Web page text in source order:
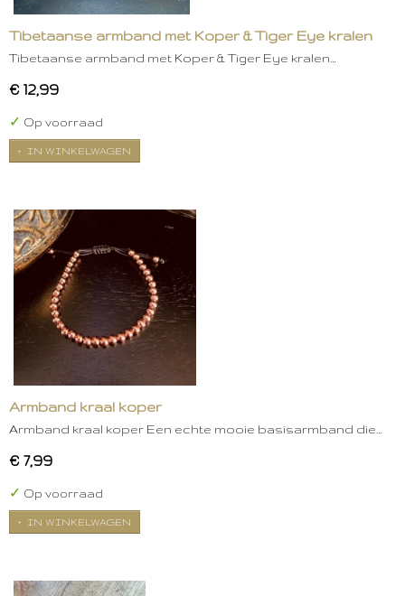
Tibetaanse armband met Koper & Tiger Eye kralen
Tibetaanse armband met Koper & Tiger Eye kralen…
€ 12,99
✓ Op voorraad
IN WINKELWAGEN
Armband kraal koper
Armband kraal koper Een echte mooie basisarmband die…
€ 7,99
✓ Op voorraad
IN WINKELWAGEN